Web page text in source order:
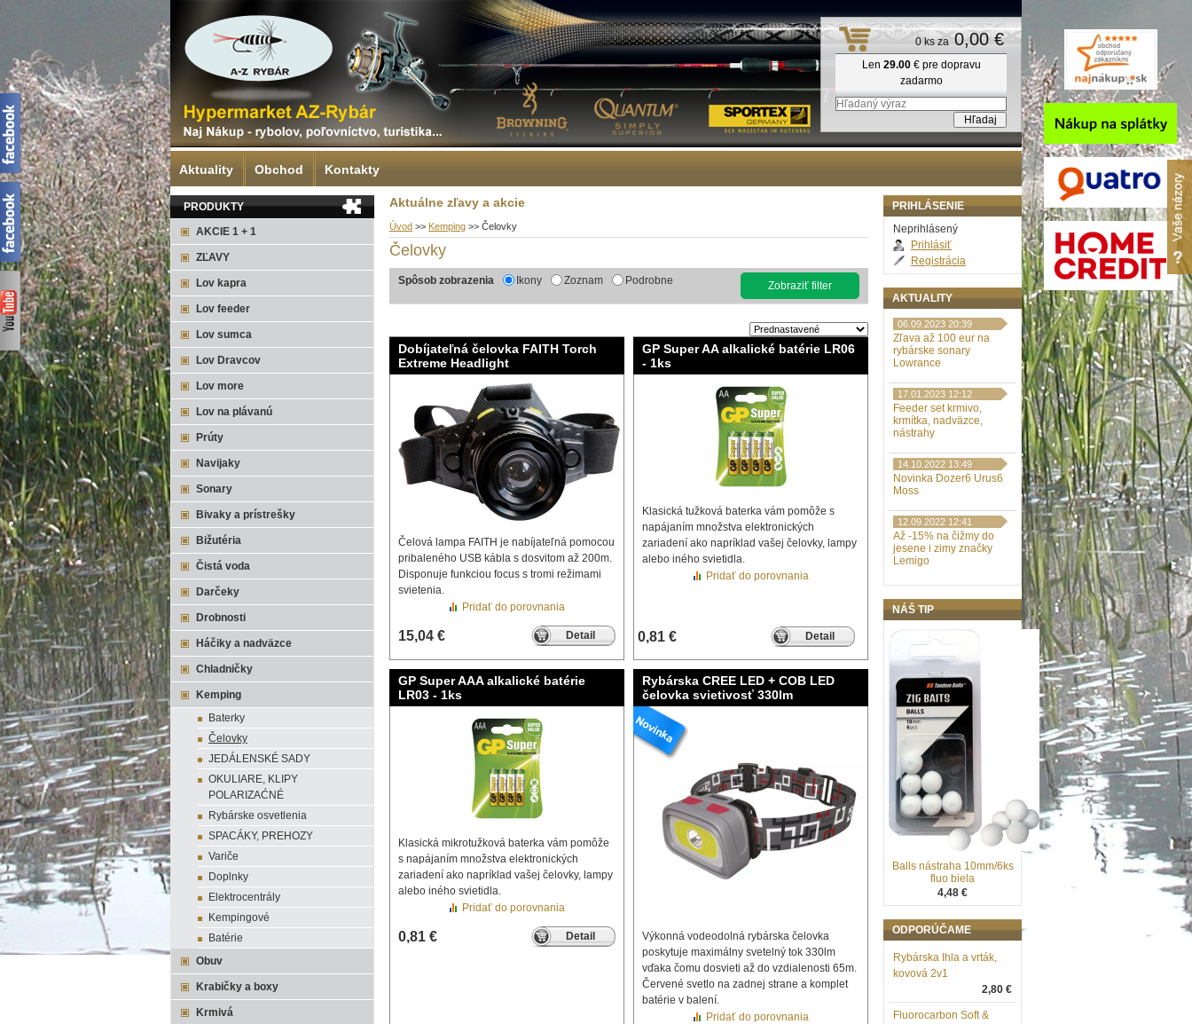
Aktuálne zľavy a akcie
Úvod >> Kemping >> Čelovky
Čelovky
Spôsob zobrazenia Ikony Zoznam Podrobne Zobraziť filter
Dobíjateľná čelovka FAITH Torch
Extreme Headlight
Čelová lampa FAITH je nabíjateľná pomocou
pribaleného USB kábla s dosvitom až 200m.
Disponuje funkciou focus s tromi režimami
svietenia.
15,04 € Detail
Pridať do porovnania
GP Super AA alkalické batérie LR06
- 1ks
Klasická tužková baterka vám pomôže s
napájaním množstva elektronických
zariadení ako napríklad vašej čelovky, lampy
alebo iného svietidla.
0,81 € Detail
Pridať do porovnania
GP Super AAA alkalické batérie
LR03 - 1ks
Klasická mikrotužková baterka vám pomôže
s napájaním množstva elektronických
zariadení ako napríklad vašej čelovky, lampy
alebo iného svietidla.
0,81 € Detail
Pridať do porovnania
Rybárska CREE LED + COB LED
čelovka svietivosť 330lm
Výkonná vodeodolná rybárska čelovka
poskytuje maximálny svetelný tok 330lm
vďaka čomu dosvieti až do vzdialenosti 65m.
Červené svetlo na zadnej strane a komplet
batérie v balení.
Pridať do porovnania
PRODUKTY
AKCIE 1 + 1
ZĽAVY
Lov kapra
Lov feeder
Lov sumca
Lov Dravcov
Lov more
Lov na plávanú
Prúty
Navijaky
Sonary
Bivaky a prístrešky
Bižutéria
Čistá voda
Darčeky
Drobnosti
Háčiky a nadväzce
Chladničky
Kemping
Baterky
Čelovky
JEDÁLENSKÉ SADY
OKULIARE, KLIPY
POLARIZAĆNÉ
Rybárske osvetlenia
SPACÁKY, PREHOZY
Variče
Doplnky
Elektrocentrály
Kempingové
Batérie
Obuv
Krabičky a boxy
Krmivá
PRIHLÁSENIE
Neprihlásený
Prihlásiť
Registrácia
AKTUALITY
06.09.2023 20:39
Zľava až 100 eur na
rybárske sonary
Lowrance
17.01.2023 12:12
Feeder set krmivo,
krmítka, nadväzce,
nástrahy
14.10.2022 13:49
Novinka Dozer6 Urus6
Moss
12.09.2022 12:41
Až -15% na čižmy do
jesene i zimy značky
Lemigo
NÁŠ TIP
Balls nástraha 10mm/6ks
fluo biela
4,48 €
ODPORÚČAME
Rybárska Ihla a vrták,
kovová 2v1
2,80 €
Fluorocarbon Soft &
Aktuality Obchod Kontakty
0 ks za 0,00 €
Len 29.00€ pre dopravu
zadarmo